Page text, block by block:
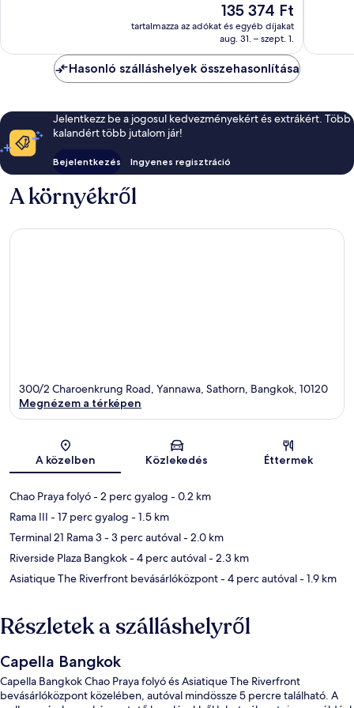
Az
ár
135 374 Ft
135 374 Ft
tartalmazza az adókat és egyéb díjakat
aug. 31. – szept. 1.
Hasonló szálláshelyek összehasonlítása
Jelentkezz be a jogosul kedvezményekért és extrákért. Több
kalandért több jutalom jár!
Bejelentkezés Ingyenes regisztráció
A környékről
Térkép
300/2 Charoenkrung Road, Yannawa, Sathorn, Bangkok, 10120
Megnézem a térképen
A közelben Közlekedés Éttermek
Chao Praya folyó- 2 perc gyalog - 0.2 km
Rama III - 17 perc gyalog - 1.5 km
Terminal 21 Rama 3- 3 perc autóval- 2.0 km
Riverside Plaza Bangkok- 4 perc autóval- 2.3 km
Asiatique The Riverfront bevásárlóközpont- 4 perc autóval- 1.9 km
Részletek a szálláshelyről
Capella Bangkok
Capella Bangkok Chao Praya folyó és Asiatique The Riverfront
bevásárlóközpont közelében, autóval mindössze 5 percre található. A